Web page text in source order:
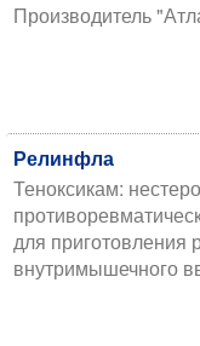
Производитель
Релинфла
Теноксикам:
для приготовления
внутримышечного